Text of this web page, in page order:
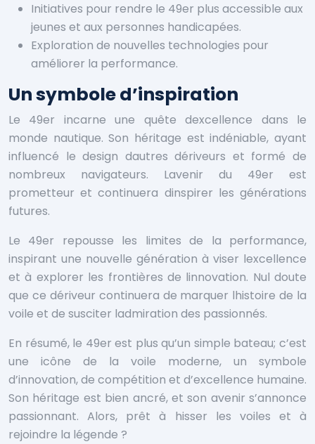
Initiatives pour rendre le 49er plus accessible aux
jeunes et aux personnes handicapées.
Exploration de nouvelles technologies pour
améliorer la performance.
Un symbole d’inspiration
Le 49er incarne une quête dexcellence dans le
monde nautique. Son héritage est indéniable, ayant
influencé le design dautres dériveurs et formé de
nombreux navigateurs. Lavenir du 49er est
prometteur et continuera dinspirer les générations
futures.
Le 49er repousse les limites de la performance,
inspirant une nouvelle génération à viser lexcellence
et à explorer les frontières de linnovation. Nul doute
que ce dériveur continuera de marquer lhistoire de la
voile et de susciter ladmiration des passionnés.
En résumé, le 49er est plus qu’un simple bateau; c’est
une icône de la voile moderne, un symbole
d’innovation, de compétition et d’excellence humaine.
Son héritage est bien ancré, et son avenir s’annonce
passionnant. Alors, prêt à hisser les voiles et à
rejoindre la légende ?